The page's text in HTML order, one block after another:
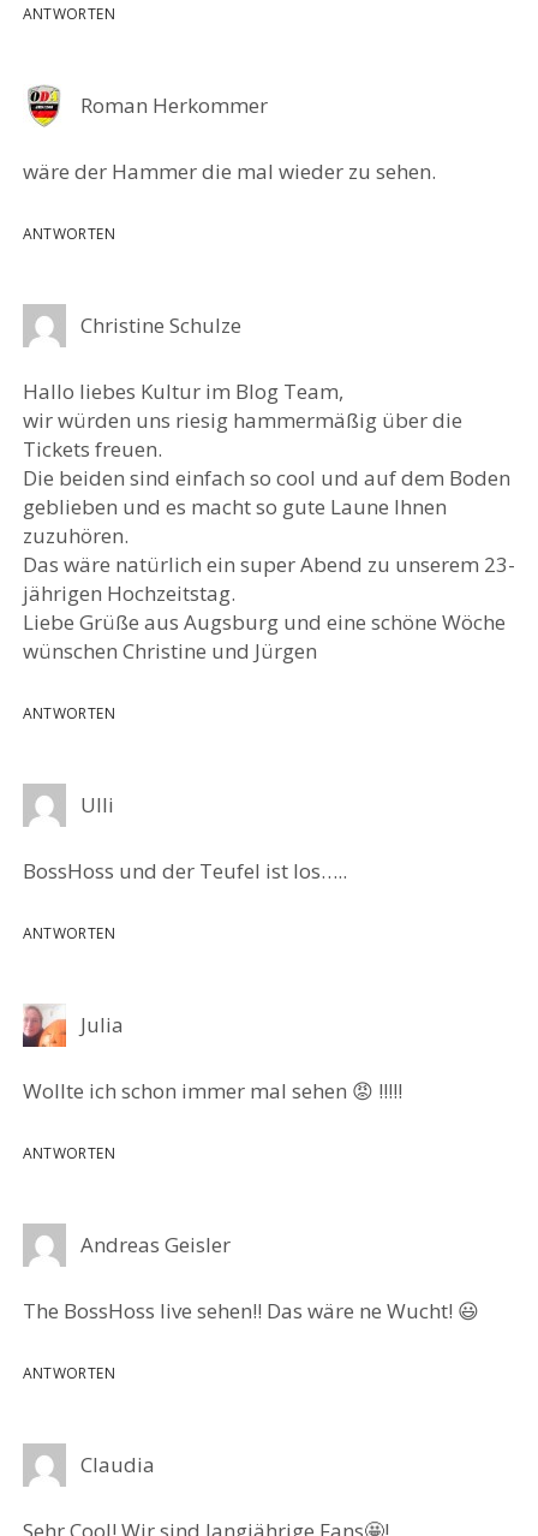
ANTWORTEN
Roman Herkommer
wäre der Hammer die mal wieder zu sehen.
ANTWORTEN
Christine Schulze
Hallo liebes Kultur im Blog Team,
wir würden uns riesig hammermäßig über die
Tickets freuen.
Die beiden sind einfach so cool und auf dem Boden
geblieben und es macht so gute Laune Ihnen
zuzuhören.
Das wäre natürlich ein super Abend zu unserem 23-
jährigen Hochzeitstag.
Liebe Grüße aus Augsburg und eine schöne Wöche
wünschen Christine und Jürgen
ANTWORTEN
Ulli
BossHoss und der Teufel ist los…..
ANTWORTEN
Julia
Wollte ich schon immer mal sehen 😡 !!!!!
ANTWORTEN
Andreas Geisler
The BossHoss live sehen!! Das wäre ne Wucht! 😃
ANTWORTEN
Claudia